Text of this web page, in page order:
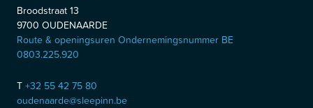
Broodstraat 13
9700 OUDENAARDE
Route & openingsuren Ondernemingsnummer BE
0803.225.920
T +32 55 42 75 80
oudenaarde@sleepinn.be